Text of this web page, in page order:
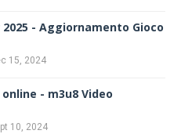
- Aggiornamento Gioco
15, 2024
- m3u8 Video
10, 2024